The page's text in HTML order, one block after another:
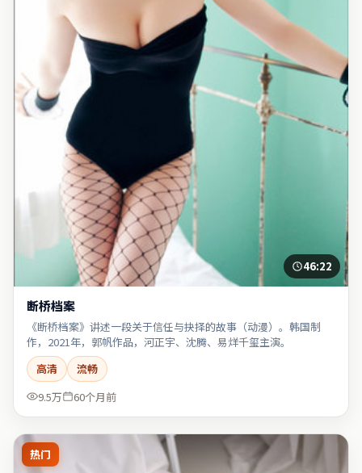
46:22
断桥档案
《断桥档案》讲述一段关于信任与抉择的故事（动漫）。韩国制
作，2021年，郭帆作品，河正宇、沈腾、易烊千玺主演。
高清
流畅
9.5万
60个月前
热门